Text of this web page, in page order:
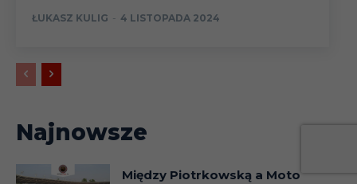
ŁUKASZ KULIG - 4 LISTOPADA 2024
Najnowsze
Między Piotrkowską a Moto